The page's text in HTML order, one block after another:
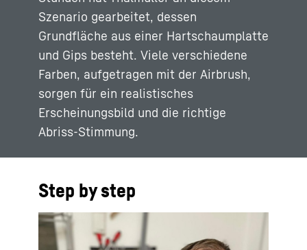
Szenario gearbeitet, dessen
Grundfläche aus einer Hartschaumplatte
und Gips besteht. Viele verschiedene
Farben, aufgetragen mit der Airbrush,
sorgen für ein realistisches
Erscheinungsbild und die richtige
Abriss-Stimmung.
Step by step